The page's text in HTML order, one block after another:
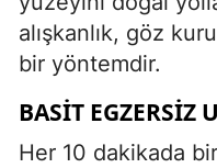
alışkanlık, göz
bir yöntemdir.
BASIT EGZERSIZ
Her 10 dakikada